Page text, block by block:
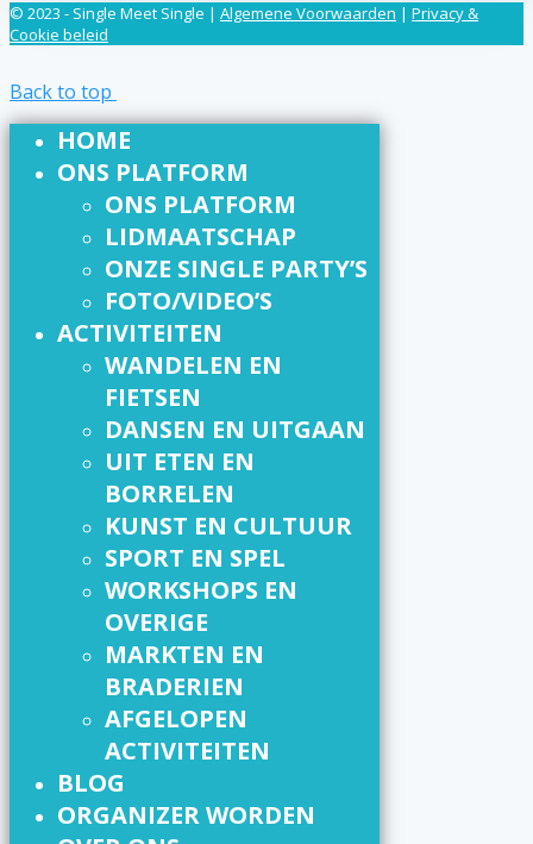
© 2023 - Single Meet Single | Algemene Voorwaarden | Privacy &
Cookie beleid
Back to top
HOME
ONS PLATFORM
ONS PLATFORM
LIDMAATSCHAP
ONZE SINGLE PARTY’S
FOTO/VIDEO’S
ACTIVITEITEN
WANDELEN EN
FIETSEN
DANSEN EN UITGAAN
UIT ETEN EN
BORRELEN
KUNST EN CULTUUR
SPORT EN SPEL
WORKSHOPS EN
OVERIGE
MARKTEN EN
BRADERIEN
AFGELOPEN
ACTIVITEITEN
BLOG
ORGANIZER WORDEN